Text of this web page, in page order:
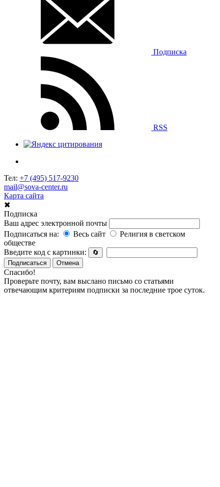
Подписка
RSS
Тел: +7 (495) 517-9230
mail@sova-center.ru
Карта сайта
✖
Подписка
Ваш адрес электронной почты
Подписаться на:
Весь сайт
Религия в светском
обществе
Введите код с картинки:
🔄
Подписаться
Отмена
Спасибо!
Проверьте почту, вам выслано письмо со статьями
отвечающим критериям подписки за последние трое суток.